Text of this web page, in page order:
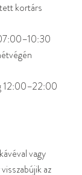
kortárs
12:00–22:00
vagy
az